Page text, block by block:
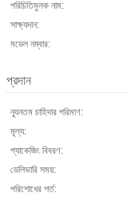
পরিচিতিমুলক নাম:
সাক্ষ্যদান:
মডেল নম্বার:
প্রদান
ন্যূনতম চাহিদার পরিমাণ:
মূল্য:
প্যাকেজিং বিবরণ:
ডেলিভারি সময়:
পরিশোধের শর্ত: